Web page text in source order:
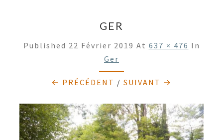
GER
Published 22 Février 2019 At 637 × 476 In
Ger
← PRÉCÉDENT / SUIVANT →